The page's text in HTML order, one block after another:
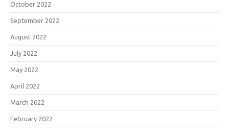
October 2022
September 2022
August 2022
July 2022
May 2022
April 2022
March 2022
February 2022